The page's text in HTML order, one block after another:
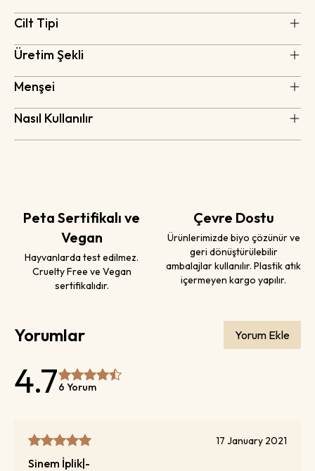
Cilt Tipi
Üretim Şekli
Menşei
Nasıl Kullanılır
Peta Sertifikalı ve
Vegan
Hayvanlarda test edilmez.
Cruelty Free ve Vegan
sertifikalıdır.
Çevre Dostu
Ürünlerimizde biyo çözünür ve
geri dönüştürülebilir
ambalajlar kullanılır. Plastik atık
içermeyen kargo yapılır.
Yorumlar Yorum Ekle
4.76 Yorum
17 January 2021
Sinem İplik -